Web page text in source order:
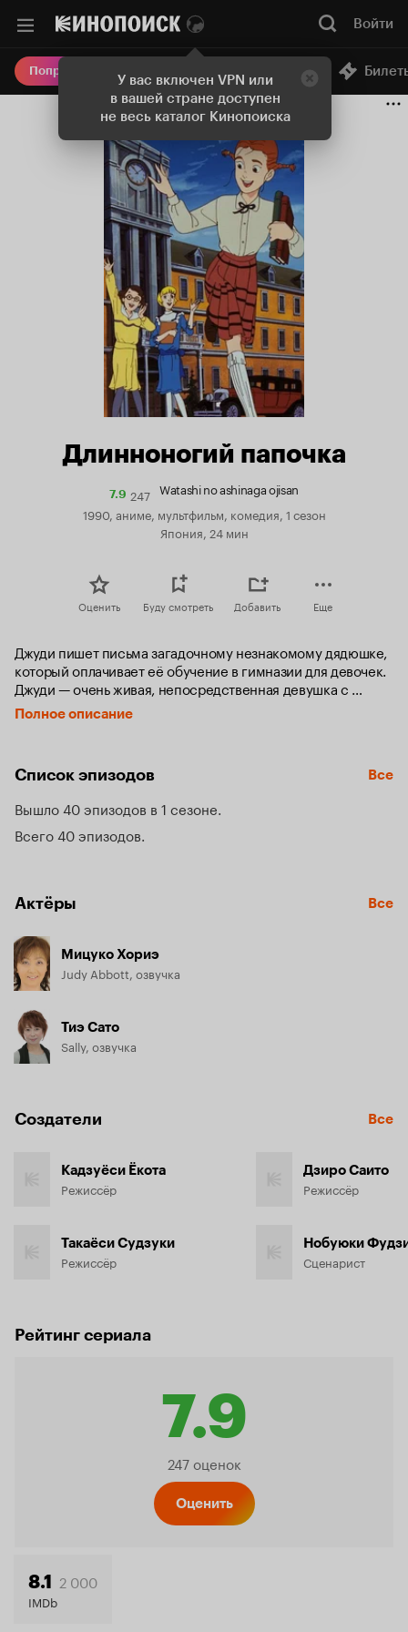
У вас включен VPN или
в вашей стране доступен
не весь каталог Кинопоиска
Войти
Попробовать Плюс Онлайн-кинотеатр
Длинноногий папочка
7.9Рейтинг
247 Watashi no ashinaga ojisan
1990, аниме, мультфильм, комедия, 1 сезон
Япония, 24 мин
Оценить Буду смотреть Добавить Еще
Джуди пишет письма загадочному незнакомому дядюшке,
который оплачивает её обучение в гимназии для девочек.
Джуди — очень живая, непосредственная девушка с
сильным и независимым характером. В её жизни
происходит много интересного, но главная загадка — кто
Полное описание
Список эпизодов Все
Вышло 40 эпизодов в 1 сезоне
Всего 40 эпизодов
Актёры Все
Мицуко Хориэ
Judy Abbott, озвучка
Тиэ Сато
Sally, озвучка
Создатели Все
Кадзуёси Ёкота
Режиссёр
Такаёси Судзуки
Режиссёр
Дзиро Саито
Режиссёр
Нобуюки
Сценарист
Рейтинг сериала
7.9
Рейтинг
247 оценок
Оценить
8.1 2 000
IMDb